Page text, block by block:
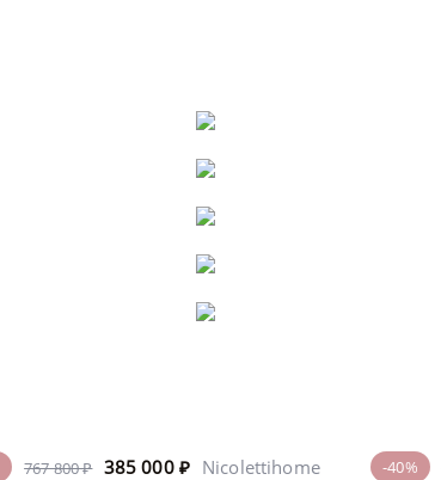
767 800 ₽ 385 000 ₽ -40%
Nicolettihome